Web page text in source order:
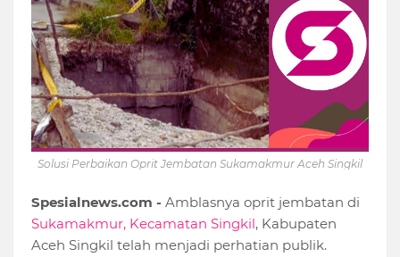
Solusi Perbaikan Oprit Jembatan Sukamakmur Aceh Singkil
Spesialnews.com - Amblasnya oprit jembatan di
Sukamakmur, Kecamatan Singkil, Kabupaten
Aceh Singkil telah menjadi perhatian publik.